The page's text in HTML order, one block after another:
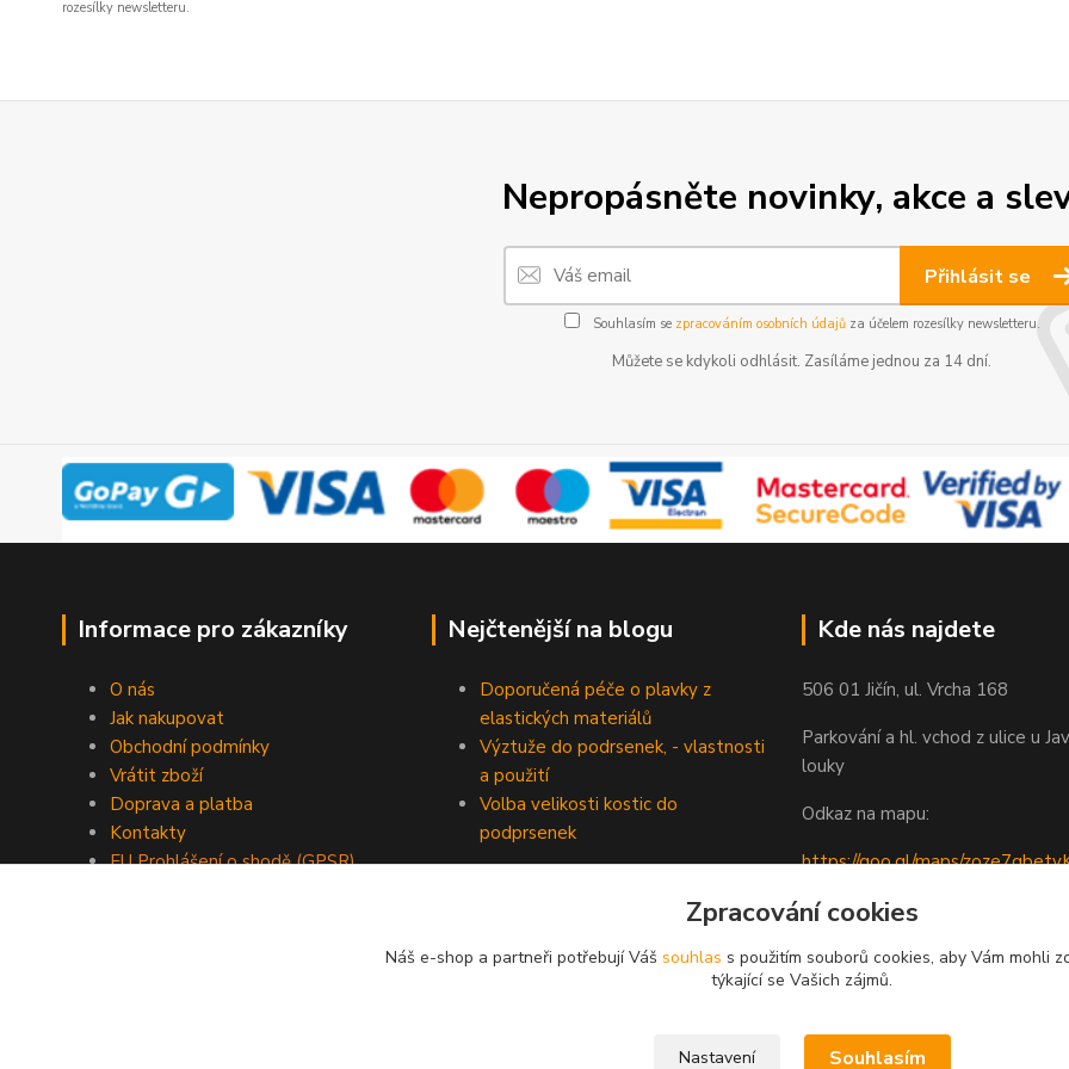
rozesílky newsletteru.
Nepropásněte novinky, akce a
Přihlásit se
Souhlasím se zpracováním osobních údajůza účelem rozesílky newsletteru.
Můžete se kdykoli odhlásit. Zasíláme jednou za 14 dní.
Informace pro zákazníky
O nás
Jak nakupovat
Obchodní podmínky
Vrátit zboží
Doprava a platba
Kontakty
EU Prohlášení o shodě (GPSR)
Nejčtenější na blogu
Doporučená péče o plavky z
elastických materiálů
Výztuže do podrsenek, - vlastnosti
a použití
Volba velikosti kostic do
podprsenek
Kde nás najdete
506 01 Jičín, ul. Vrcha 168
Parkování a hl. vchod z ulice u
louky
Odkaz na mapu:
https://goo.gl/maps/
Zpracování cookies
Náš e-shop a partneři potřebují Váš souhlas s použitím souborů cookies, aby Vám mohli
týkající se Vašich zájmů.
Nastavení Souhlasím